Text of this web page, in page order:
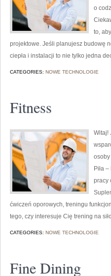
o
to,
projektowe. Jeśli planujesz budowę
ciepła i instalacji to nie tylko jedna
CATEGORIES: NOWE TECHNOLOGIE
Fitness
Witaj!
osoby
Piła
pracy
ćwiczeń oporowych, treningu
tego, czy interesuje Cię trening na
CATEGORIES: NOWE TECHNOLOGIE
Fine Dining